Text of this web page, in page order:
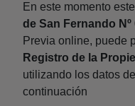
En este momento este
de San Fernando Nº
Previa online, puede
Registro de la
utilizando los datos
continuación